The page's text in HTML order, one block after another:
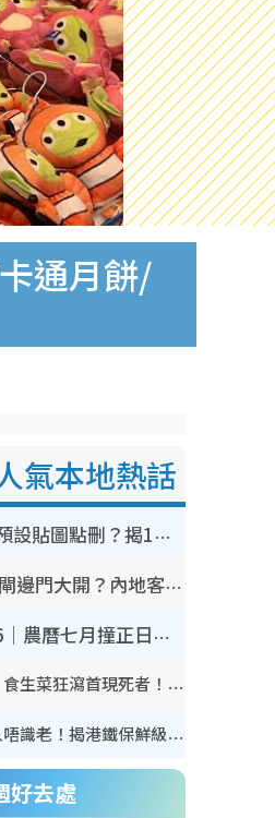
通月餅/
氣本地熱話
WhatsApp預設貼圖點刪？揭1招「反向操作」還原簡潔介面 附3步實測教學
香港山邊鐵閘邊門大開？內地客困惑意義何在！網民神回覆：呢種叫法理性防禦
鬼門開2026｜農曆七月撞正日全食特別邪？專家警告切忌做一事！揭4大禁忌+2招保平安
奪命寄生蟲｜食生菜狂瀉首現死者！疫潮惡化錄1.8萬宗病例 揭洗菜3大謬誤
內地客歎港人唔識老！揭港鐵保鮮級冷氣 港人求放過：咪投訴
好去處